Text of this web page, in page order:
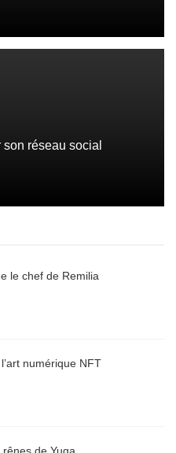
réseau social
le chef de Remilia
numérique NFT